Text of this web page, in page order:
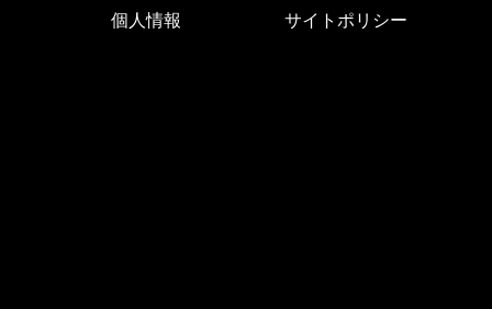
個人情報 サイトポリシー